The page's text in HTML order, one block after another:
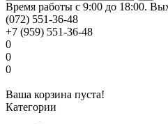
Время работы с 9:00 до 18:00.
(072) 551-36-48
+7 (959) 551-36-48
0
0
0
Ваша корзина пуста!
Категории